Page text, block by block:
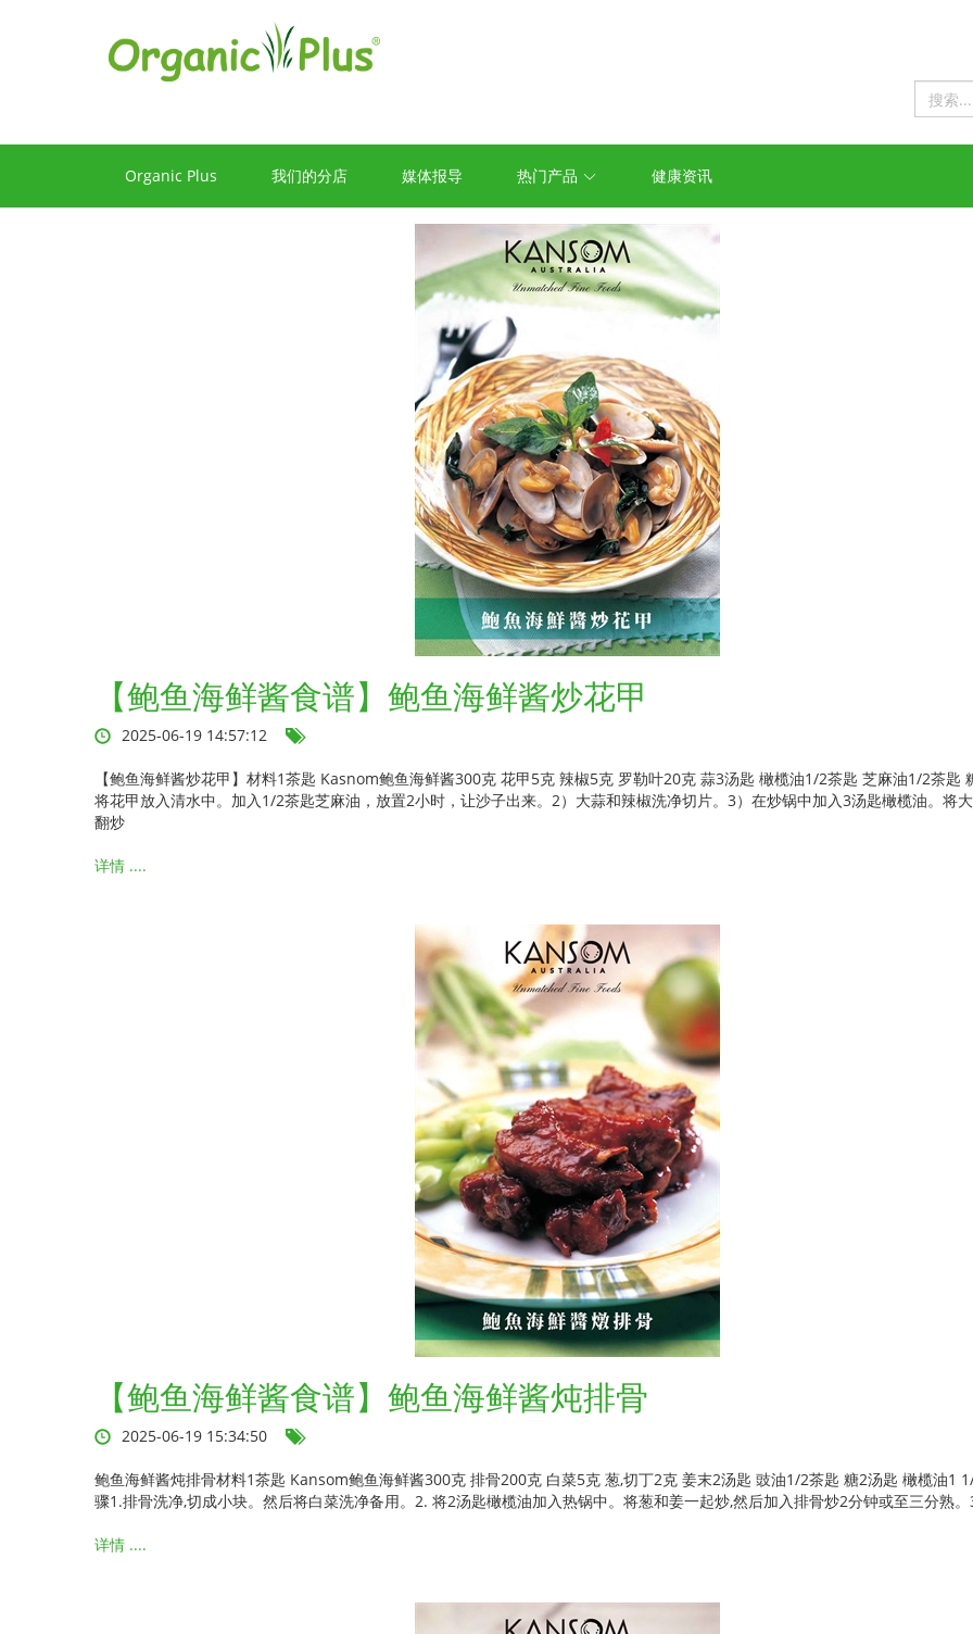
讯
Organic Plus 我们的分店 媒体报导 热门产品 健康资讯
【鲍鱼海鲜酱食谱】鲍鱼海鲜酱炒花甲
2025-06-19 14:57:12
【鲍鱼海鲜酱炒花甲】材料1茶匙 Kasnom鲍鱼海鲜酱300克 花甲5克 辣椒5克 罗勒叶20克 蒜3汤匙 橄榄油1/2茶匙 芝麻油1/2茶匙
将花甲放入清水中。加入1/2茶匙芝麻油，放置2小时，让沙子出来。2）大蒜和辣椒洗净切片。3）在炒锅中加入3汤匙橄榄油。将
翻炒
详情 ....
【鲍鱼海鲜酱食谱】鲍鱼海鲜酱炖排骨
2025-06-19 15:34:50
鲍鱼海鲜酱炖排骨材料1茶匙 Kansom鲍鱼海鲜酱300克 排骨200克 白菜5克 葱,切丁2克 姜末2汤匙 豉油1/2茶匙 糖2汤匙 橄榄油1
骤1.排骨洗净,切成小块。然后将白菜洗净备用。2. 将2汤匙橄榄油加入热锅中。将葱和姜一起炒,然后加入排骨炒2分钟或至三分熟。
详情 ....